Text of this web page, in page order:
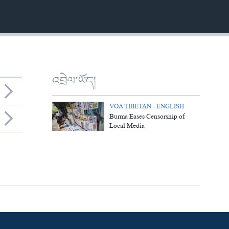
འབྲེལ་ཡོད།
VOA TIBETAN - ENGLISH
Burma Eases Censorship of
Local Media